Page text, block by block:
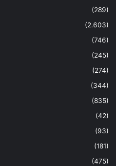
(289)
(2.603)
(746)
(245)
(274)
(344)
(835)
(42)
(93)
(181)
(475)